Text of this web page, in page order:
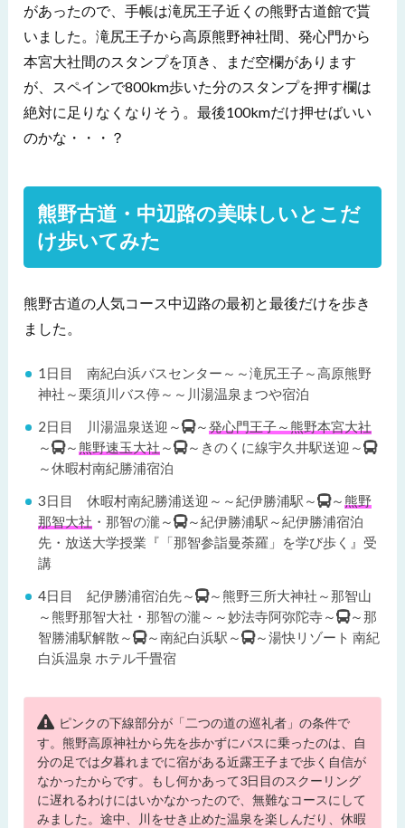
があったので、手帳は滝尻王子近くの熊野古道館で貰
いました。滝尻王子から高原熊野神社間、発心門から
本宮大社間のスタンプを頂き、まだ空欄があります
が、スペインで800km歩いた分のスタンプを押す欄は
絶対に足りなくなりそう。最後100kmだけ押せばいい
のかな・・・？
熊野古道・中辺路の美味しいとこだ
け歩いてみた
熊野古道の人気コース中辺路の最初と最後だけを歩き
ました。
1日目 南紀白浜バスセンター～～滝尻王子～高原熊野
神社～栗須川バス停～～川湯温泉まつや宿泊
2日目 川湯温泉送迎～
～発心門王子～熊野本宮大社
～
～熊野速玉大社 ～
～きのくに線宇久井駅送迎～
～休暇村南紀勝浦宿泊
3日目 休暇村南紀勝浦送迎～～紀伊勝浦駅～
～熊野
那智大社 ・那智の瀧～
～紀伊勝浦駅～紀伊勝浦宿泊
先・放送大学授業『「那智参詣曼荼羅」を学び歩く』受
講
4日目 紀伊勝浦宿泊先～
～熊野三所大神社～那智山
～熊野那智大社・那智の瀧～～妙法寺阿弥陀寺～
～那
智勝浦駅解散～
～南紀白浜駅～
～湯快リゾート 南紀
白浜温泉 ホテル千畳宿
ピンクの下線部分が「二つの道の巡礼者」の条件で
す。熊野高原神社から先を歩かずにバスに乗ったのは、自
分の足では夕暮れまでに宿がある近露王子まで歩く自信が
なかったからです。もし何かあって3日目のスクーリング
に遅れるわけにはいかなかったので、無難なコースにして
みました。途中、川をせき止めた温泉を楽しんだり、休暇